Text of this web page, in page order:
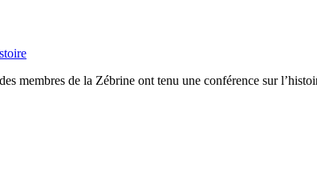
membres de la Zébrine ont tenu une conférence sur